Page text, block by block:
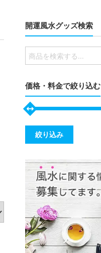
開運風水グッズ検索
検
索
象:
価格・料金で絞り込む
絞り込み